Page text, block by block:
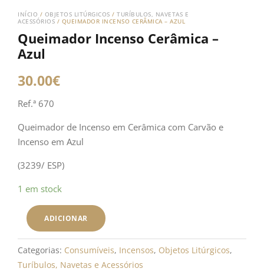
INÍCIO / OBJETOS LITÚRGICOS / TURÍBULOS, NAVETAS E
ACESSÓRIOS / QUEIMADOR INCENSO CERÂMICA – AZUL
Queimador Incenso Cerâmica –
Azul
30.00€
Ref.ª 670
Queimador de Incenso em Cerâmica com Carvão e
Incenso em Azul
(3239/ ESP)
1 em stock
Quantidade
Queimador
Incenso
Cerâmica
-
ADICIONAR
Categorias: Consumíveis, Incensos, Objetos Litúrgicos,
Turíbulos, Navetas e Acessórios